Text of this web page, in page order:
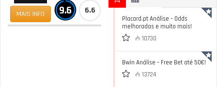
MAIS INFO 9.6 6.6
Placard.pt Análise – Odds
melhoradas e muito mais!
10730
Bwin Análise – Free Bet até 50€!
13724